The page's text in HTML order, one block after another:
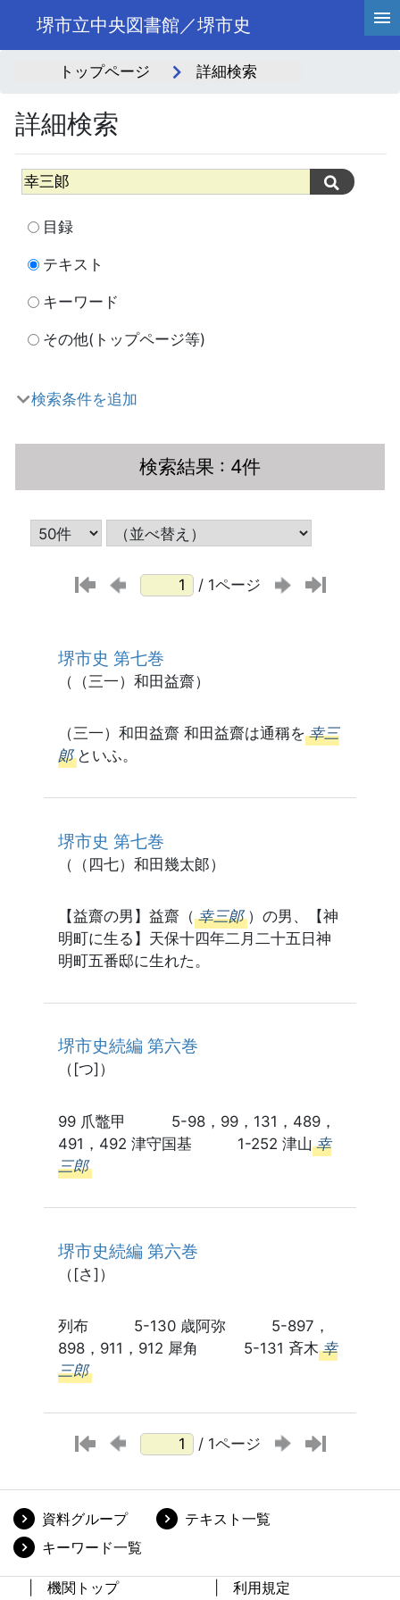
堺市立中央図書館／堺市史
トップページ 詳細検索
詳細検索
目録
テキスト
キーワード
その他(トップページ等)
検索条件を追加
検索結果 : 4件
/ 1ページ
堺市史 第七巻
（（三一）和田益齋）
（三一）和田益齋 和田益齋は通稱を 幸三
郞 といふ。
堺市史 第七巻
（（四七）和田幾太郞）
【益齋の男】益齋（ 幸三郞 ）の男、【神
明町に生る】天保十四年二月二十五日神
明町五番邸に生れた。
堺市史続編 第六巻
（[つ]）
99 爪鼈甲 5-98，99，131，489，
491，492 津守国基 1-252 津山 幸
三郎
堺市史続編 第六巻
（[さ]）
列布 5-130 歳阿弥 5-897，
898，911，912 犀角 5-131 斉木 幸
三郎
/ 1ページ
資料グループ
テキスト一覧
キーワード一覧
機関トップ 利用規定